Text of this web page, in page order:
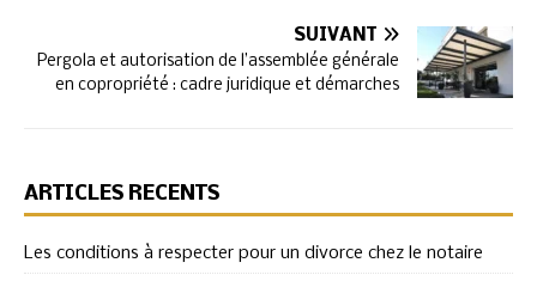
SUIVANT
Pergola et autorisation de l’assemblée générale
en copropriété : cadre juridique et démarches
ARTICLES RÉCENTS
Les conditions à respecter pour un divorce chez le notaire